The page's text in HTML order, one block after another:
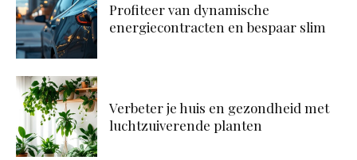
Profiteer van dynamische
energiecontracten en bespaar slim
Verbeter je huis en gezondheid met
luchtzuiverende planten